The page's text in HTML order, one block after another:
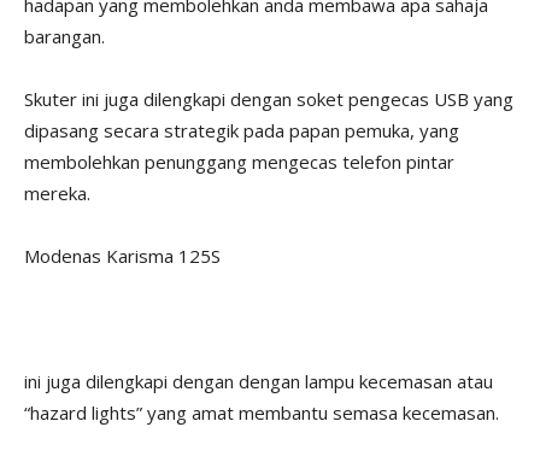
hadapan yang membolehkan anda membawa apa sahaja
barangan.
Skuter ini juga dilengkapi dengan soket pengecas USB yang
dipasang secara strategik pada papan pemuka, yang
membolehkan penunggang mengecas telefon pintar
mereka.
Modenas Karisma 125S
ini juga dilengkapi dengan dengan lampu kecemasan atau
“hazard lights” yang amat membantu semasa kecemasan.